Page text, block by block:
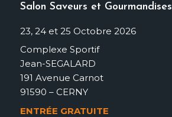
Salon Saveurs et Gourmandises
23, 24 et 25 Octobre 2026
Complexe Sportif
Jean-SEGALARD
191 Avenue Carnot
91590 – CERNY
ENTRÉE GRATUITE